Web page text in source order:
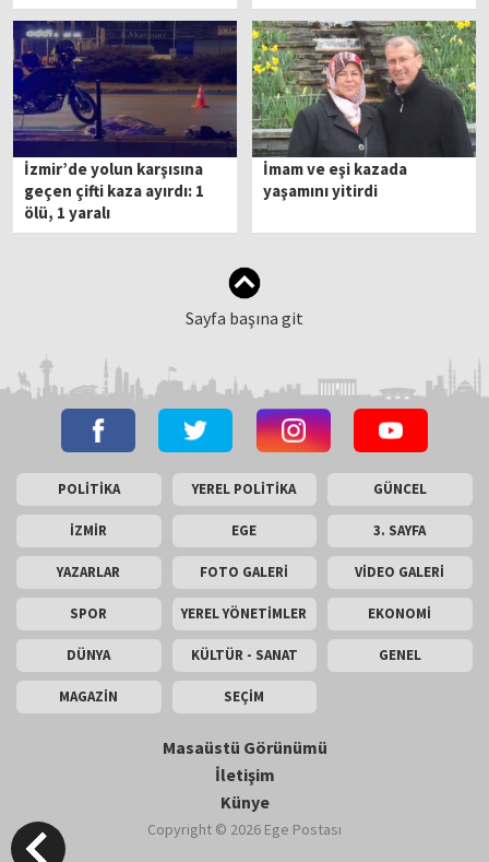
İzmir’de yolun karşısına
geçen çifti kaza ayırdı: 1
ölü, 1 yaralı
İmam ve eşi kazada
yaşamını yitirdi
Sayfa başına git
POLİTİKA YEREL POLİTİKA GÜNCEL
İZMİR EGE 3. SAYFA
YAZARLAR FOTO GALERİ VİDEO GALERİ
SPOR YEREL YÖNETİMLER EKONOMİ
DÜNYA KÜLTÜR - SANAT GENEL
MAGAZİN SEÇİM
Masaüstü Görünümü
İletişim
Künye
Copyright © 2026 Ege Postası